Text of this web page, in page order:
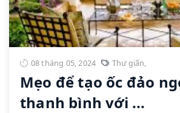
08 tháng 05, 2024 Thư giãn,
Mẹo để tạo ốc đảo
thanh bình với ...